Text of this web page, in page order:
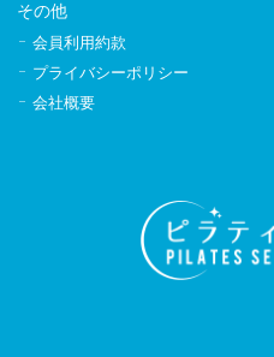
その他
会員利用約款
プライバシーポリシー
会社概要